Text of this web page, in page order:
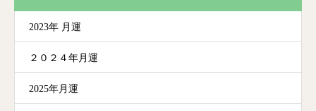
2023年 月運
２０２４年月運
2025年月運